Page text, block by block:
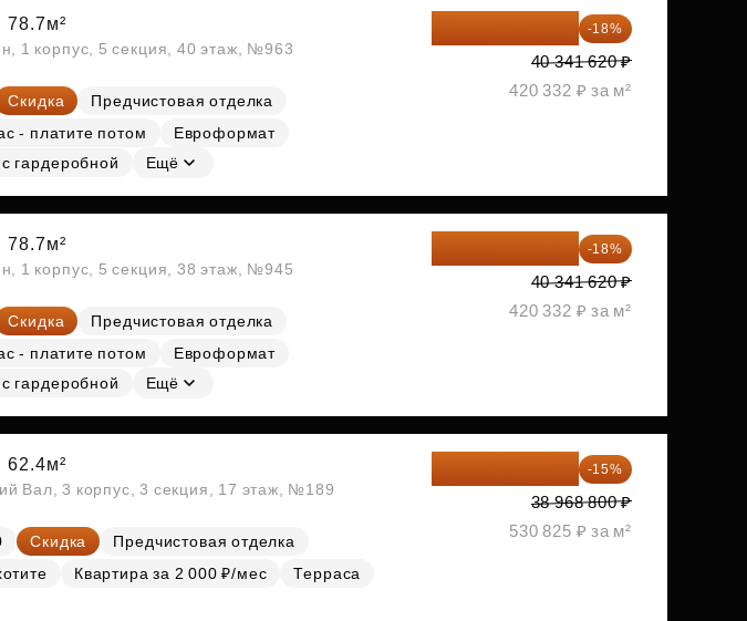
78.7м²
1 корпус, 5 секция, 40 этаж, №963
Скидка
Предчистовая отделка
- платите потом
Евроформат
гардеробной
Ещё
-18%
40 341 620 ₽
420 332 ₽ за м²
78.7м²
1 корпус, 5 секция, 38 этаж, №945
Скидка
Предчистовая отделка
- платите потом
Евроформат
гардеробной
Ещё
-18%
40 341 620 ₽
420 332 ₽ за м²
62.4м²
Вал, 3 корпус, 3 секция, 17 этаж, №189
Скидка
Предчистовая отделка
Квартира за 2 000 ₽/мес
Терраса
-15%
38 968 800 ₽
530 825 ₽ за м²